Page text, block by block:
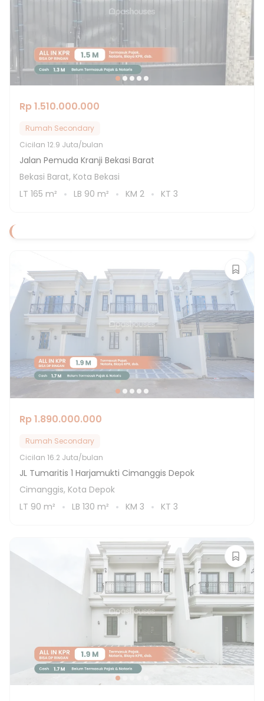
Rp 1.510.000.000
Rumah Secondary
Cicilan 12.9 Juta/bulan
Jalan Pemuda Kranji Bekasi Barat
Bekasi Barat, Kota Bekasi
LT 165 m² LB 90 m² KM 2 KT 3
Rp 1.890.000.000
Rumah Secondary
Cicilan 16.2 Juta/bulan
JL Tumaritis 1 Harjamukti Cimanggis Depok
Cimanggis, Kota Depok
LT 90 m² LB 130 m² KM 3 KT 3